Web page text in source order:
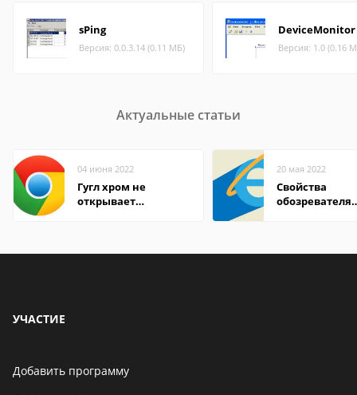
sPing
Версия: 0.0.3.14 (0.11 МБ)
DeviceMonitor
Версия: 1.0 (0.16
Актуальные статьи
04 июня 2022
Гугл хром не
открывает
20 мая 2022
Свойства
обозревателя
УЧАСТИЕ
Добавить программу